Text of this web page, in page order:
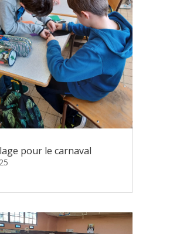
pour le carnaval